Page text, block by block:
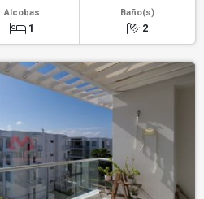
Alcobas
1
Baño(s)
2